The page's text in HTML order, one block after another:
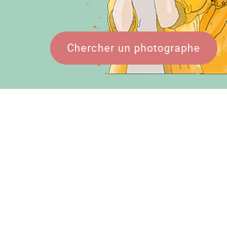
Chercher un photographe